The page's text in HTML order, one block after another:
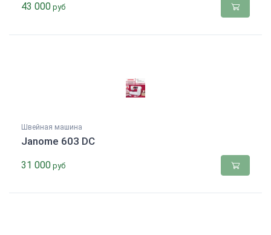
43 000 руб
Швейная машина
Janome 603 DC
31 000 руб